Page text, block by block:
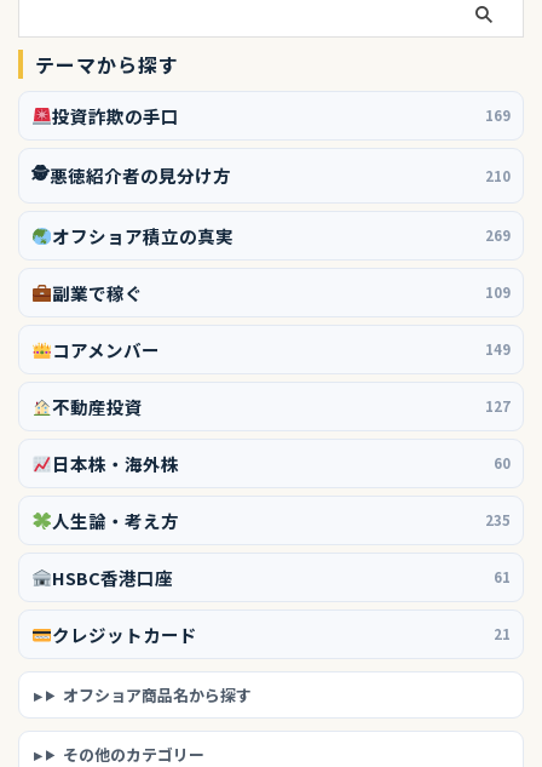
テーマから探す
投資詐欺の手口 169
🕵️悪徳紹介者の見分け方 210
オフショア積立の真実 269
副業で稼ぐ 109
コアメンバー 149
不動産投資 127
日本株・海外株 60
人生論・考え方 235
HSBC香港口座 61
クレジットカード 21
オフショア商品名から探す
その他のカテゴリー